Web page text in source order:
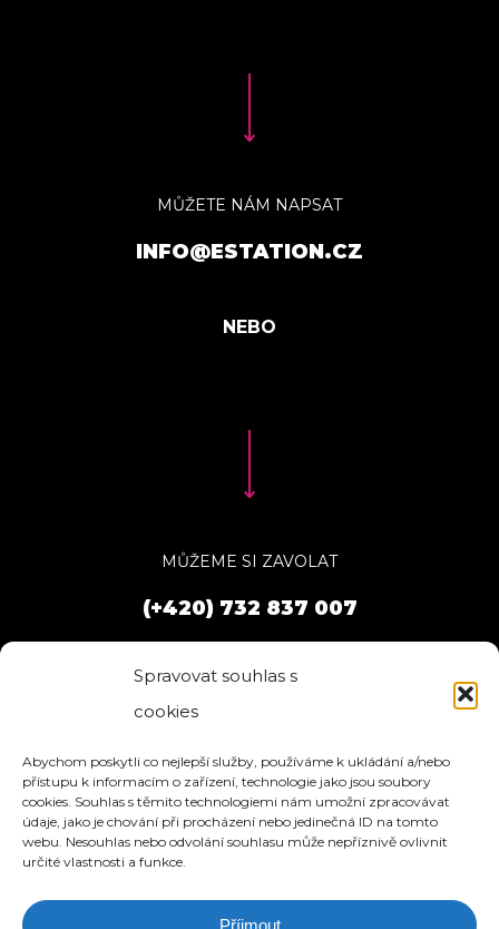
Spravovat souhlas s
cookies
Abychom poskytli co nejlepší služby, používáme k ukládání a/nebo
přístupu k informacím o zařízení, technologie jako jsou soubory
cookies. Souhlas s těmito technologiemi nám umožní zpracovávat
údaje, jako je chování při procházení nebo jedinečná ID na tomto
webu. Nesouhlas nebo odvolání souhlasu může nepříznivě ovlivnit
určité vlastnosti a funkce.
Příjmout
MŮŽETE NÁM NAPSAT
INFO@ESTATION.CZ
MŮŽEME SI ZAVOLAT
(+420) 732 837 007